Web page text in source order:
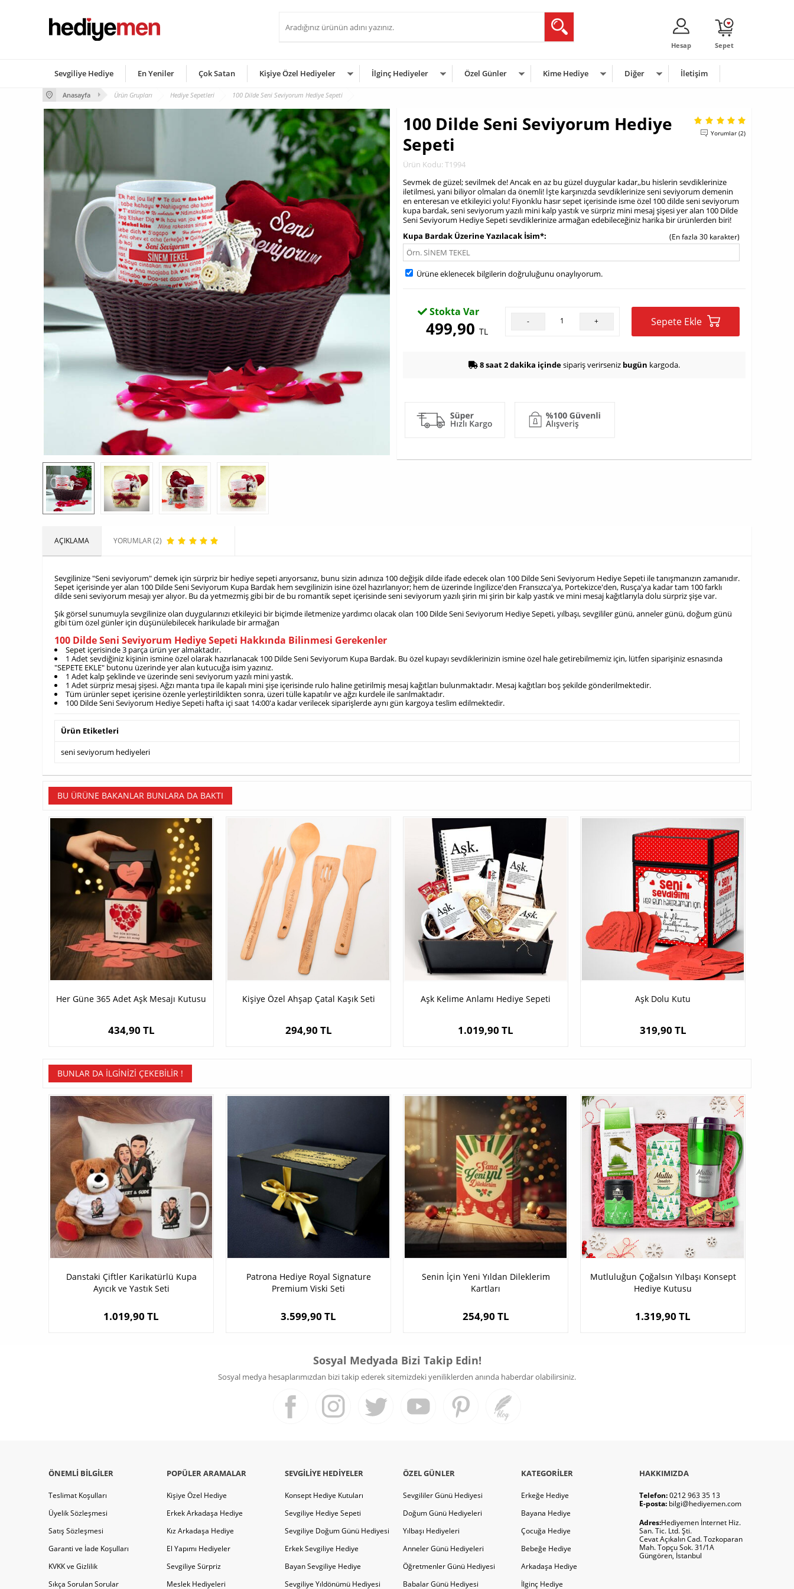
Sepet
Hesap
Sevgiliye Hediye En Yeniler Çok Satan Kişiye Özel Hediyeler İlginç Hediyeler Özel Günler Kime Hediye Diğer İletişim
Anasayfa Ürün Grupları Hediye Sepetleri 100 Dilde Seni Seviyorum Hediye Sepeti
100 Dilde Seni Seviyorum Hediye
Sepeti
Ürün Kodu: T1994
Yorumlar (2)
Sevmek de güzel; sevilmek de! Ancak en az bu güzel duygular kadar,,bu hislerin sevdiklerinize
iletilmesi, yani biliyor olmaları da önemli! İşte karşınızda sevdiklerinize seni seviyorum demenin
en enteresan ve etkileyici yolu! Fiyonklu hasır sepet içerisinde isme özel 100 dilde seni seviyorum
kupa bardak, seni seviyorum yazılı mini kalp yastık ve sürpriz mini mesaj şişesi yer alan 100 Dilde
Seni Seviyorum Hediye Sepeti sevdiklerinize armağan edebileceğiniz harika bir ürünlerden biri!
Kupa Bardak Üzerine Yazılacak İsim*
(En fazla 30 karakter)
Ürüne eklenecek bilgilerin doğruluğunu onaylıyorum.
Stokta Var
499,90TL
- + Sepete Ekle
8 saat 2 dakika içindesipariş verirseniz bugün kargoda.
AÇIKLAMA YORUMLAR (2)
Sevgilinize "Seni seviyorum" demek için sürpriz bir hediye sepeti arıyorsanız, bunu sizin adınıza 100 değişik dilde ifade edecek olan 100 Dilde Seni Seviyorum Hediye Sepeti ile tanışmanızın zamanıdır.
Sepet içerisinde yer alan 100 Dilde Seni Seviyorum Kupa Bardak hem sevgilinizin isine özel hazırlanıyor; hem de üzerinde İngilizce'den Fransızca'ya, Portekizce'den, Rusça'ya kadar tam 100 farklı
dilde seni seviyorum mesajı yer alıyor. Bu da yetmezmiş gibi bir de bu romantik sepet içerisinde seni seviyorum yazılı şirin mi şirin bir kalp yastık ve mini mesaj kağıtlarıyla dolu sürpriz şişe var.
Şık görsel sunumuyla sevgilinize olan duygularınızı etkileyici bir biçimde iletmenize yardımcı olacak olan 100 Dilde Seni Seviyorum Hediye Sepeti, yılbaşı, sevgililer günü, anneler günü, doğum günü
gibi tüm özel günler için düşünülebilecek harikulade bir armağan
100 Dilde Seni Seviyorum Hediye Sepeti Hakkında Bilinmesi Gerekenler
Sepet içerisinde 3 parça ürün yer almaktadır.
1 Adet sevdiğiniz kişinin ismine özel olarak hazırlanacak 100 Dilde Seni Seviyorum Kupa Bardak. Bu özel kupayı sevdiklerinizin ismine özel hale getirebilmemiz için, lütfen siparişiniz esnasında
"SEPETE EKLE" butonu üzerinde yer alan kutucuğa isim yazınız.
1 Adet kalp şeklinde ve üzerinde seni seviyorum yazılı mini yastık.
1 Adet sürpriz mesaj şişesi. Ağzı manta tıpa ile kapalı mini şişe içerisinde rulo haline getirilmiş mesaj kağıtları bulunmaktadır. Mesaj kağıtları boş şekilde gönderilmektedir.
Tüm ürünler sepet içerisine özenle yerleştirildikten sonra, üzeri tülle kapatılır ve ağzı kurdele ile sarılmaktadır.
100 Dilde Seni Seviyorum Hediye Sepeti hafta içi saat 14:00'a kadar verilecek siparişlerde aynı gün kargoya teslim edilmektedir.
Ürün Etiketleri
seni seviyorum hediyeleri
BU ÜRÜNE BAKANLAR BUNLARA DA BAKTI
Her Güne 365 Adet Aşk Mesajı Kutusu
434,90 TL
Kişiye Özel Ahşap Çatal Kaşık Seti
294,90 TL
Aşk Kelime Anlamı Hediye Sepeti
1.019,90 TL
Aşk Dolu Kutu
319,90 TL
BUNLAR DA İLGINIZI ÇEKEBILIR !
Danstaki Çiftler Karikatürlü Kupa
Ayıcık ve Yastık Seti
1.019,90 TL
Patrona Hediye Royal Signature
Premium Viski Seti
3.599,90 TL
Senin İçin Yeni Yıldan Dileklerim
Kartları
254,90 TL
Mutluluğun Çoğalsın Yılbaşı Konsept
Hediye Kutusu
1.319,90 TL
Sosyal Medyada Bizi Takip Edin!
Sosyal medya hesaplarımızdan bizi takip ederek sitemizdeki yeniliklerden anında haberdar olabilirsiniz.
ÖNEMLI BILGILER
Teslimat Koşulları
Üyelik Sözleşmesi
Satış Sözleşmesi
Garanti ve İade Koşulları
KVKK ve Gizlilik
Sıkça Sorulan Sorular
POPÜLER ARAMALAR
Kişiye Özel Hediye
Erkek Arkadaşa Hediye
Kız Arkadaşa Hediye
El Yapımı Hediyeler
Sevgiliye Sürpriz
Meslek Hediyeleri
SEVGILIYE HEDIYELER
Konsept Hediye Kutuları
Sevgiliye Hediye Sepeti
Sevgiliye Doğum Günü Hediyesi
Erkek Sevgiliye Hediye
Bayan Sevgiliye Hediye
Sevgiliye Yıldönümü Hediyesi
ÖZEL GÜNLER
Sevgililer Günü Hediyesi
Doğum Günü Hediyeleri
Yılbaşı Hediyeleri
Anneler Günü Hediyeleri
Öğretmenler Günü Hediyesi
Babalar Günü Hediyesi
KATEGORILER
Erkeğe Hediye
Bayana Hediye
Çocuğa Hediye
Bebeğe Hediye
Arkadaşa Hediye
İlginç Hediye
HAKKIMIZDA
Telefon:0212 963 35 13
E-posta: bilgi@hediyemen.com
Adres:Hediyemen İnternet Hiz.
San. Tic. Ltd. Şti.
Cevat Açıkalın Cad. Tozkoparan
Mah. Topçu Sok. 31/1A
Güngören, İstanbul